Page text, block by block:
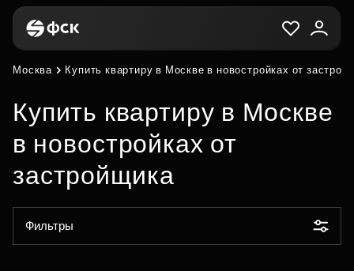
Москва Купить квартиру в Москве в новостройках от
Купить квартиру в Москве
в новостройках от
застройщика
Фильтры